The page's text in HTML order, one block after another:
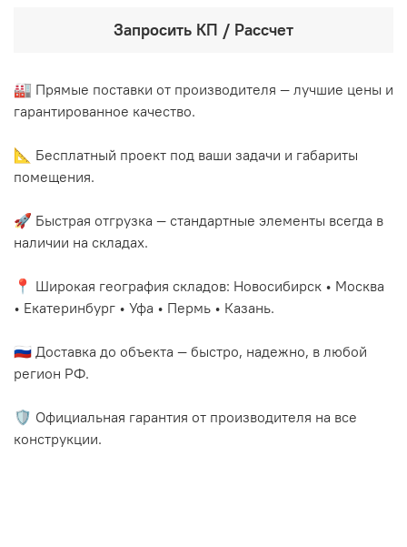
Запросить КП / Рассчет
🏭 Прямые поставки от производителя — лучшие цены и
гарантированное качество.
📐 Бесплатный проект под ваши задачи и габариты
помещения.
🚀 Быстрая отгрузка — стандартные элементы всегда в
наличии на складах.
📍 Широкая география складов: Новосибирск • Москва
• Екатеринбург • Уфа • Пермь • Казань.
🇷🇺 Доставка до объекта — быстро, надежно, в любой
регион РФ.
🛡️ Официальная гарантия от производителя на все
конструкции.